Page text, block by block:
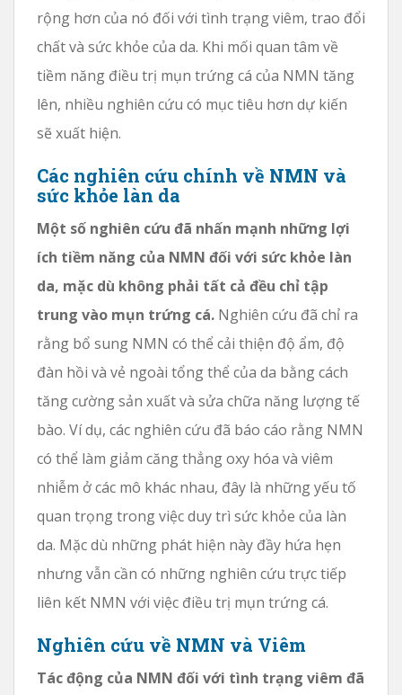
rộng hơn của nó đối với tình trạng viêm, trao đổi
chất và sức khỏe của da. Khi mối quan tâm về
tiềm năng điều trị mụn trứng cá của NMN tăng
lên, nhiều nghiên cứu có mục tiêu hơn dự kiến ​​
sẽ xuất hiện.
Các nghiên cứu chính về NMN và
sức khỏe làn da
Một số nghiên cứu đã nhấn mạnh những lợi
ích tiềm năng của NMN đối với sức khỏe làn
da, mặc dù không phải tất cả đều chỉ tập
trung vào mụn trứng cá. Nghiên cứu đã chỉ ra
rằng bổ sung NMN có thể cải thiện độ ẩm, độ
đàn hồi và vẻ ngoài tổng thể của da bằng cách
tăng cường sản xuất và sửa chữa năng lượng tế
bào. Ví dụ, các nghiên cứu đã báo cáo rằng NMN
có thể làm giảm căng thẳng oxy hóa và viêm
nhiễm ở các mô khác nhau, đây là những yếu tố
quan trọng trong việc duy trì sức khỏe của làn
da. Mặc dù những phát hiện này đầy hứa hẹn
nhưng vẫn cần có những nghiên cứu trực tiếp
liên kết NMN với việc điều trị mụn trứng cá.
Nghiên cứu về NMN và Viêm
Tác động của NMN đối với tình trạng viêm đã